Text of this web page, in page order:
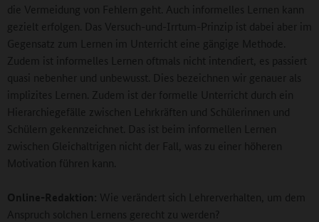
die Vermeidung von Fehlern geht. Auch informelles Lernen kann
gezielt erfolgen. Das Versuch-und-Irrtum-Prinzip ist dabei aber im
Gegensatz zum Lernen im Unterricht eine gängige Methode.
Zudem ist informelles Lernen oftmals nicht intendiert, es passiert
quasi nebenher und unbewusst. Dies bezeichnen wir genauer als
implizites Lernen. Zudem ist der formelle Unterricht durch ein
Hierarchiegefälle zwischen Lehrkräften und Schülerinnen und
Schülern gekennzeichnet. Das ist beim informellen Lernen
zwischen Gleichaltrigen nicht der Fall, was zu einer höheren
Motivation führen kann.
Online-Redaktion: Wie verändert sich Lehrerverhalten, um dem
Anspruch solchen Lernens gerecht zu werden?